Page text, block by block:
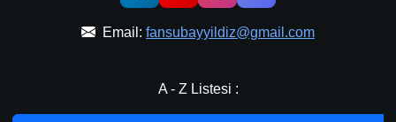
Email: fansubayyildiz@gmail.com
A - Z Listesi :